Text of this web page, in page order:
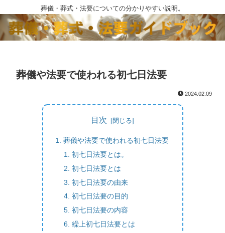
葬儀・葬式・法要についての分かりやすい説明。
葬儀や法要で使われる初七日法要
2024.02.09
目次
葬儀や法要で使われる初七日法要
初七日法要とは。
初七日法要とは
初七日法要の由来
初七日法要の目的
初七日法要の内容
繰上初七日法要とは